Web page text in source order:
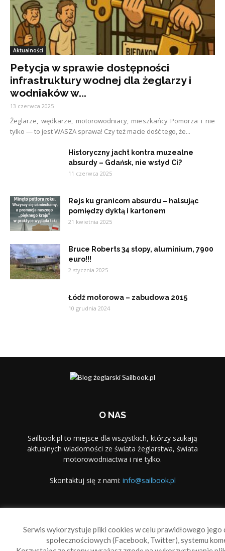
Aktualności
Petycja w sprawie dostępności
infrastruktury wodnej dla żeglarzy i
wodniaków w...
13 czerwca 2025
Żeglarze, wędkarze, motorowodniacy, mieszkańcy Pomorza i nie
tylko — to jest WASZA sprawa! Czy też macie dość tego, że...
Historyczny jacht kontra muzealne
absurdy – Gdańsk, nie wstyd Ci?
11 czerwca 2025
Rejs ku granicom absurdu – halsując
pomiędzy dyktą i kartonem
21 kwietnia 2025
Bruce Roberts 34 stopy, aluminium, 7900
euro!!!
2 stycznia 2025
Łódź motorowa – zabudowa 2015
10 grudnia 2024
O NAS
Sailbook.pl to miejsce dla wszystkich, którzy szukają
aktualnych wiadomości ze świata żeglarstwa, świata
motorowodniactwa i nie tylko.
Skontaktuj się z nami: info@sailbook.pl
Serwis wykorzystuje pliki cookies w celu prawidłowego
społecznościowych (Facebook, Twitter), systemu